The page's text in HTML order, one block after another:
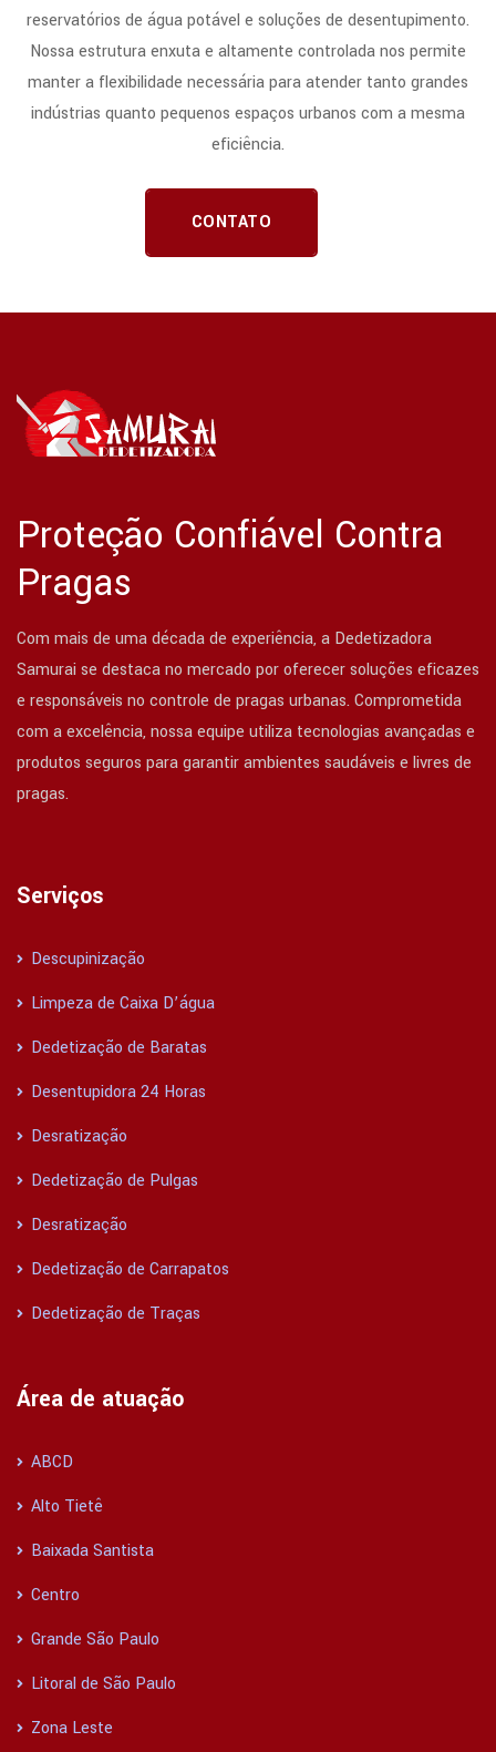
reservatórios de água potável e soluções de desentupimento.
Nossa estrutura enxuta e altamente controlada nos permite
manter a flexibilidade necessária para atender tanto grandes
indústrias quanto pequenos espaços urbanos com a mesma
eficiência.
CONTATO
Proteção Confiável Contra
Pragas
Com mais de uma década de experiência, a Dedetizadora
Samurai se destaca no mercado por oferecer soluções eficazes
e responsáveis no controle de pragas urbanas. Comprometida
com a excelência, nossa equipe utiliza tecnologias avançadas e
produtos seguros para garantir ambientes saudáveis e livres de
pragas.
Serviços
Descupinização
Limpeza de Caixa D’água
Dedetização de Baratas
Desentupidora 24 Horas
Desratização
Dedetização de Pulgas
Desratização
Dedetização de Carrapatos
Dedetização de Traças
Área de atuação
ABCD
Alto Tietê
Baixada Santista
Centro
Grande São Paulo
Litoral de São Paulo
Zona Leste